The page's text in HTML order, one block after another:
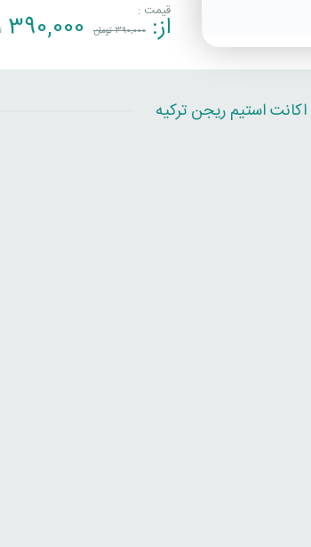
قیمت :
از: 390,000تومان 390,000
استیم ریجن ترکیه